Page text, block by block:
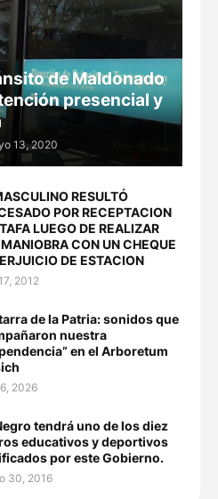
de Maldonado
presencial y
13, 2020
RESULTÓ
POR RECEPTACION
LUEGO DE REALIZAR
CON UN CHEQUE
DE ESTACION
2012
de la Patria: sonidos que
nuestra
en el Arboretum
2026
tendrá uno de los diez
educativos y deportivos
por este Gobierno.
30, 2016